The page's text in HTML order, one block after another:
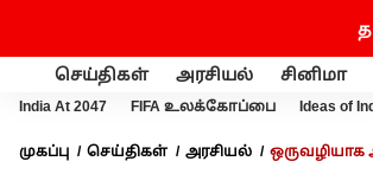
செய்திகள் அரசியல் சினிமா
India At 2047 FIFA உலக்கோப்பை Ideas of
முகப்பு செய்திகள் அரசியல்